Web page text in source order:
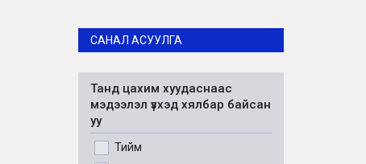
САНАЛ АСУУЛГА
Танд цахим хуудаснаас
мэдээлэл үзхэд хялбар байсан
уу
Тийм